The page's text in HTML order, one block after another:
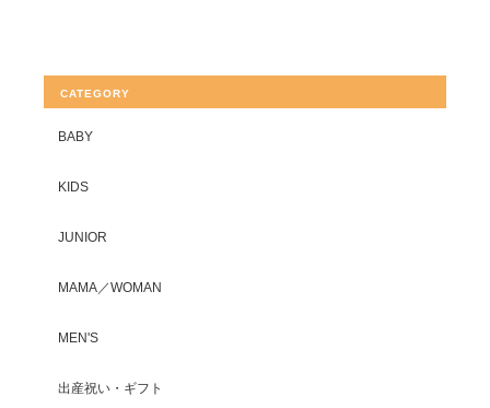
CATEGORY
BABY
KIDS
JUNIOR
MAMA／WOMAN
MEN'S
出産祝い・ギフト